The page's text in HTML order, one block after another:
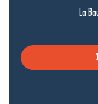
La